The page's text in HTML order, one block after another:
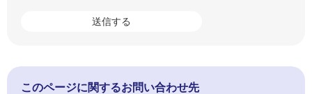
このページに関するお問い合わせ先